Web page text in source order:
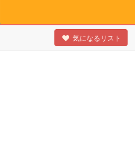
気になるリスト